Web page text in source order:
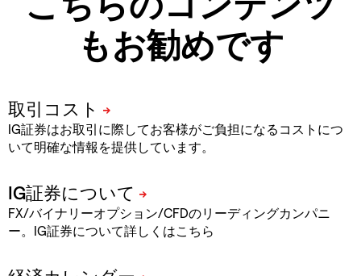
もお勧めです
IG証券はお取引に際してお客様がご負担になるコストにつ
いて明確な情報を提供しています。
FX/バイナリーオプション/CFDのリーディングカンパニ
ー。IG証券について詳しくはこちら